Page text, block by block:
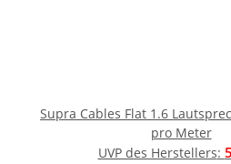
Supra Cables Flat 1.6
pro Meter
UVP des Herstellers: